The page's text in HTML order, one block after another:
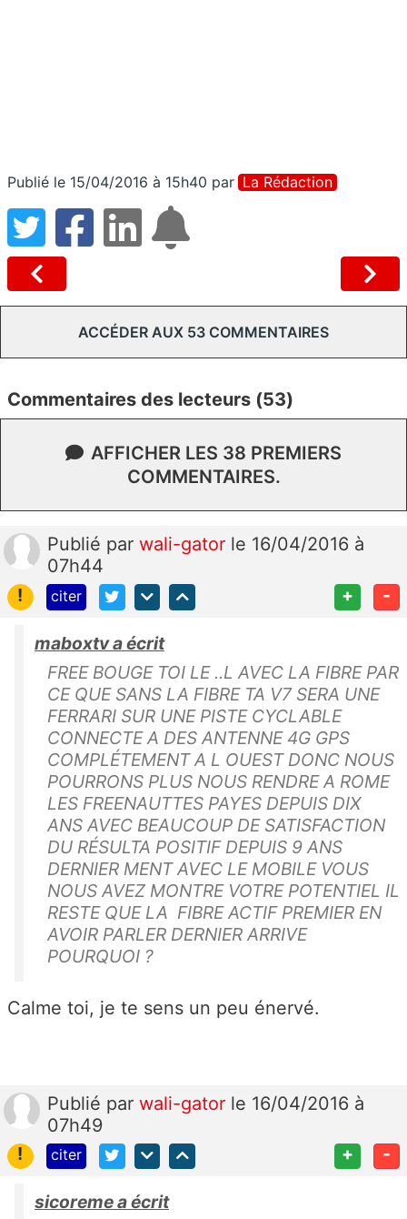
Publié le 15/04/2016 à 15h40 par La Rédaction
ACCÉDER AUX 53 COMMENTAIRES
Commentaires des lecteurs (53)
AFFICHER LES 38 PREMIERS
COMMENTAIRES.
Publié par wali-gator le 16/04/2016 à
07h44
!
citer + -
maboxtv a écrit
FREE BOUGE TOI LE ..L AVEC LA FIBRE PAR
CE QUE SANS LA FIBRE TA V7 SERA UNE
FERRARI SUR UNE PISTE CYCLABLE
CONNECTE A DES ANTENNE 4G GPS
COMPLÉTEMENT A L OUEST DONC NOUS
POURRONS PLUS NOUS RENDRE A ROME
LES FREENAUTTES PAYES DEPUIS DIX
ANS AVEC BEAUCOUP DE SATISFACTION
DU RÉSULTA POSITIF DEPUIS 9 ANS
DERNIER MENT AVEC LE MOBILE VOUS
NOUS AVEZ MONTRE VOTRE POTENTIEL IL
RESTE QUE LA FIBRE ACTIF PREMIER EN
AVOIR PARLER DERNIER ARRIVE
POURQUOI ?
Calme toi, je te sens un peu énervé.
Publié par wali-gator le 16/04/2016 à
07h49
!
citer + -
sicoreme a écrit